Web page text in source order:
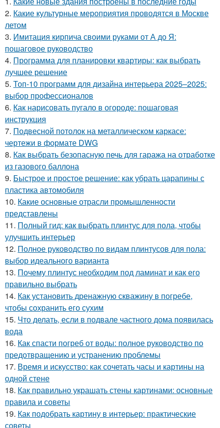
2. Какие культурные мероприятия проводятся в Москве
летом
3. Имитация кирпича своими руками от А до Я:
пошаговое руководство
4. Программа для планировки квартиры: как выбрать
лучшее решение
5. Топ-10 программ для дизайна интерьера 2025–2025:
выбор профессионалов
6. Как нарисовать пугало в огороде: пошаговая
инструкция
7. Подвесной потолок на металлическом каркасе:
чертежи в формате DWG
8. Как выбрать безопасную печь для гаража на отработке
из газового баллона
9. Быстрое и простое решение: как убрать царапины с
пластика автомобиля
10. Какие основные отрасли промышленности
представлены
11. Полный гид: как выбрать плинтус для пола, чтобы
улучшить интерьер
12. Полное руководство по видам плинтусов для пола:
выбор идеального варианта
13. Почему плинтус необходим под ламинат и как его
правильно выбрать
14. Как установить дренажную скважину в погребе,
чтобы сохранить его сухим
15. Что делать, если в подвале частного дома появилась
вода
16. Как спасти погреб от воды: полное руководство по
предотвращению и устранению проблемы
17. Время и искусство: как сочетать часы и картины на
одной стене
18. Как правильно украшать стены картинами: основные
правила и советы
19. Как подобрать картину в интерьер: практические
советы